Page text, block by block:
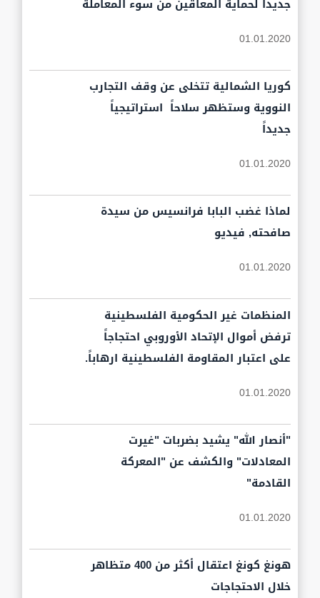
جديداً لحماية المعاقين من سوء المعاملة
01.01.2020
كوريا الشمالية تتخلى عن وقف التجارب
النووية وستظهر سلاحاً استراتيجياً
جديداً
01.01.2020
لماذا غضب البابا فرانسيس من سيدة
صافحته, فيديو
01.01.2020
المنظمات غير الحكومية الفلسطينية
ترفض أموال الإتحاد الأوروبي احتجاجاً
على اعتبار المقاومة الفلسطينية ارهاباً.
01.01.2020
"أنصار الله" يشيد بضربات "غيرت
المعادلات" والكشف عن "المعركة
القادمة"
01.01.2020
هونغ كونغ اعتقال أكثر من 400 متظاهر
خلال الاحتجاجات